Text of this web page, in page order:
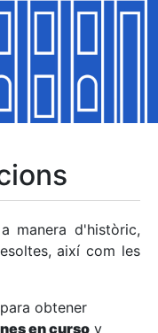
manera d'històric,
així com les
obtener
en curso y